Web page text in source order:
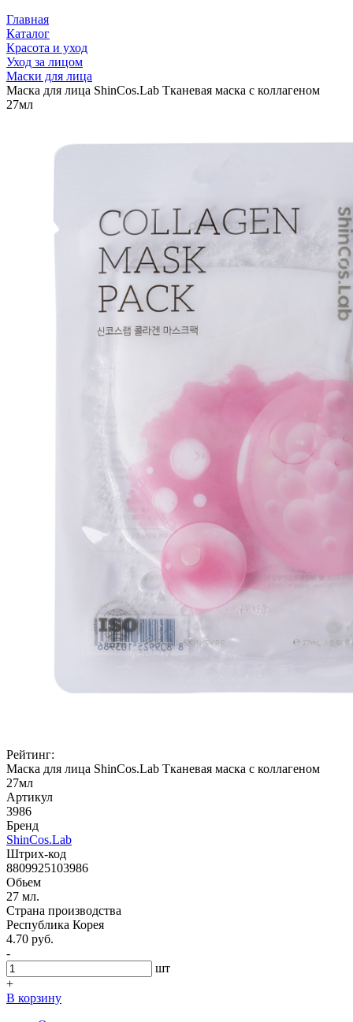
Главная
Каталог
Красота и уход
Уход за лицом
Маски для лица
Маска для лица ShinCos.Lab Тканевая маска с коллагеном
27мл
Рейтинг:
Маска для лица ShinCos.Lab Тканевая маска с коллагеном
27мл
Артикул
3986
Бренд
ShinCos.Lab
Штрих-код
8809925103986
Обьем
27 мл.
Страна производства
Республика Корея
4.70 руб.
-
шт
+
В корзину